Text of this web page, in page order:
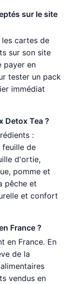
sur le site
cartes de
sur son site
payer en
tester un pack
immédiat
Detox Tea ?
:
feuille de
d'ortie,
pomme et
pêche et
et confort
France ?
en France. En
de la
vendus en